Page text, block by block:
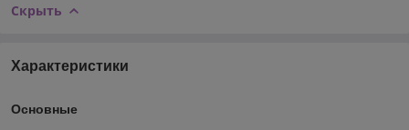
Скрыть
Характеристики
Основные